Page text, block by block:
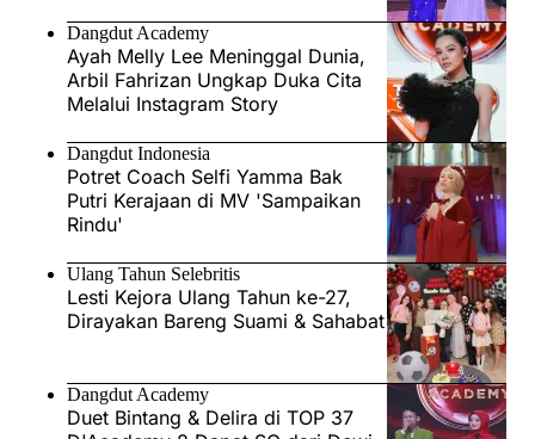
Dangdut Academy
Ayah Melly Lee Meninggal Dunia,
Arbil Fahrizan Ungkap Duka Cita
Melalui Instagram Story
Dangdut Indonesia
Potret Coach Selfi Yamma Bak
Putri Kerajaan di MV 'Sampaikan
Rindu'
Ulang Tahun Selebritis
Lesti Kejora Ulang Tahun ke-27,
Dirayakan Bareng Suami & Sahabat
Dangdut Academy
Duet Bintang & Delira di TOP 37